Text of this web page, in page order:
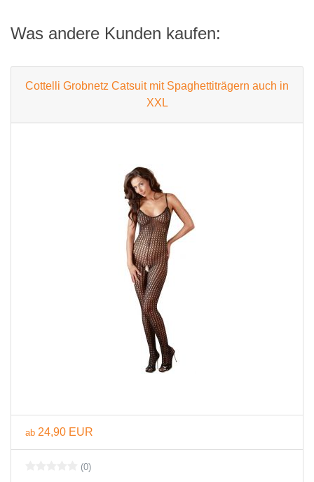
Was andere Kunden kaufen:
Cottelli Grobnetz Catsuit mit Spaghettiträgern auch in
XXL
ab 24,90 EUR
(0)